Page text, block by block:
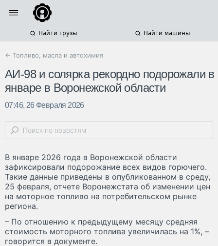
Найти грузы Найти машины
← Топливо, масла и автохимия
АИ-98 и солярка рекордно подорожали в
январе в Воронежской области
07:46, 26 Февраля 2026
В январе 2026 года в Воронежской области
зафиксировали подорожание всех видов горючего.
Такие данные приведены в опубликованном в среду,
25 февраля, отчете Воронежстата об изменении цен
на моторное топливо на потребительском рынке
региона.
– По отношению к предыдущему месяцу средняя
стоимость моторного топлива увеличилась на 1%, –
говорится в документе.